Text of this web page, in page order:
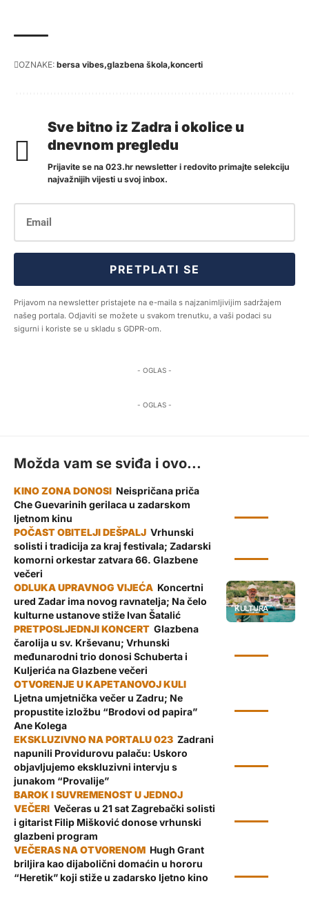
OZNAKE: bersa vibes glazbena škola koncerti
Sve bitno iz Zadra i okolice u
dnevnom pregledu
Prijavite se na 023.hr newsletter i redovito primajte selekciju
najvažnijih vijesti u svoj inbox.
PRETPLATI SE
Prijavom na newsletter pristajete na e-maila s najzanimljivijim sadržajem
našeg portala. Odjaviti se možete u svakom trenutku, a vaši podaci su
sigurni i koriste se u skladu s GDPR-om.
- OGLAS -
- OGLAS -
Možda vam se sviđa i ovo...
Neispričana priča
Che Guevarinih gerilaca u zadarskom
ljetnom kinu
Vrhunski
solisti i tradicija za kraj festivala; Zadarski
komorni orkestar zatvara 66. Glazbene
večeri
KULTURA
Koncertni
ured Zadar ima novog ravnatelja; Na čelo
kulturne ustanove stiže Ivan Šatalić
Glazbena
čarolija u sv. Krševanu; Vrhunski
međunarodni trio donosi Schuberta i
Kuljerića na Glazbene večeri
Ljetna umjetnička večer u Zadru; Ne
propustite izložbu “Brodovi od papira”
Ane Kolega
Zadrani
napunili Providurovu palaču: Uskoro
objavljujemo ekskluzivni intervju s
junakom “Provalije”
Večeras u 21 sat Zagrebački solisti
i gitarist Filip Mišković donose vrhunski
glazbeni program
Hugh Grant
briljira kao dijabolični domaćin u hororu
“Heretik” koji stiže u zadarsko ljetno kino